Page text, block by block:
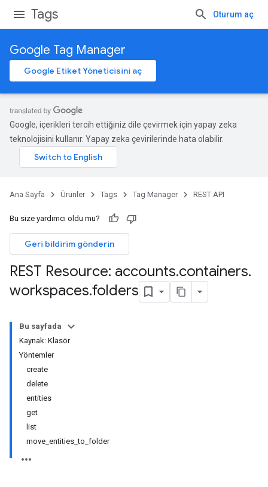
Tags Oturum aç
Google Tag Manager
Google Etiket Yöneticisini aç
Google, içerikleri tercih ettiğiniz dile çevirmek için yapay zeka
teknolojisini kullanır. Yapay zeka çevirilerinde hata olabilir.
Ana Sayfa Ürünler Tags Tag Manager REST API
Bu size yardımcı oldu mu?
Geri bildirim gönderin
REST Resource: accounts.containers.
workspaces.folders
Bu sayfada
Kaynak: Klasör
Yöntemler
create
delete
entities
get
list
move_entities_to_folder